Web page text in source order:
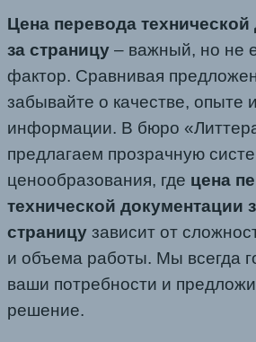
Цена перевода
за страницу – важный, но не
фактор. Сравнивая
забывайте о качестве, опыте
информации. В бюро
предлагаем прозрачную
ценообразования, где цена
технической документации
страницу зависит от
и объема работы. Мы всегда
ваши потребности и
решение.